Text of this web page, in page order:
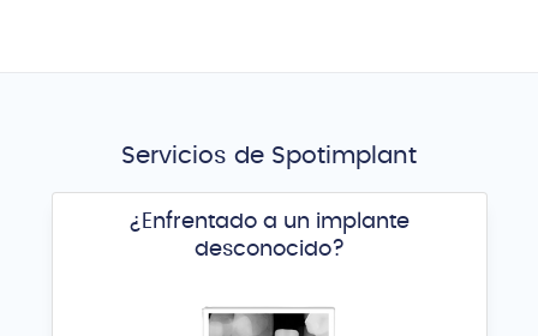
Servicios de Spotimplant
¿Enfrentado a un implante
desconocido?